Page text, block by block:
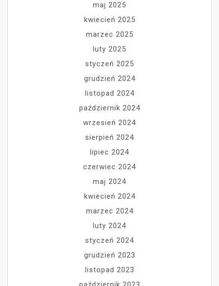
maj 2025
kwiecień 2025
marzec 2025
luty 2025
styczeń 2025
grudzień 2024
listopad 2024
październik 2024
wrzesień 2024
sierpień 2024
lipiec 2024
czerwiec 2024
maj 2024
kwiecień 2024
marzec 2024
luty 2024
styczeń 2024
grudzień 2023
listopad 2023